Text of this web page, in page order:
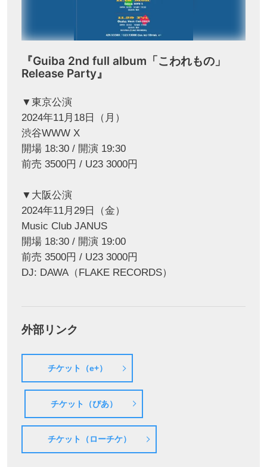
『Guiba 2nd full album「こわれもの」
Release Party』
▼東京公演
2024年11月18日（月）
渋谷WWW X
開場 18:30 / 開演 19:30
前売 3500円 / U23 3000円
▼大阪公演
2024年11月29日（金）
Music Club JANUS
開場 18:30 / 開演 19:00
前売 3500円 / U23 3000円
DJ: DAWA（FLAKE RECORDS）
外部リンク
チケット（e+）
チケット（ぴあ）
チケット（ローチケ）